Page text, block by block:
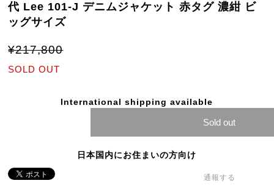
代 Lee 101-J デニムジャケット 赤タグ 濃紺 ビ
ッグサイズ
¥217,800
SOLD OUT
International shipping available
Sold out
日本国内にお住まいの方向け
通報する